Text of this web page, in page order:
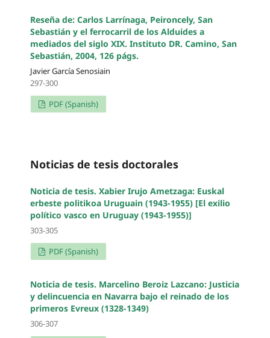
Reseña de: Carlos Larrínaga, Peironcely, San
Sebastián y el ferrocarril de los Alduides a
mediados del siglo XIX. Instituto DR. Camino, San
Sebastián, 2004, 126 págs.
Javier García Senosiain
297-300
PDF (Spanish)
Noticias de tesis doctorales
Noticia de tesis. Xabier Irujo Ametzaga: Euskal
erbeste politikoa Uruguain (1943-1955) [El exilio
político vasco en Uruguay (1943-1955)]
303-305
PDF (Spanish)
Noticia de tesis. Marcelino Beroiz Lazcano: Justicia
y delincuencia en Navarra bajo el reinado de los
primeros Evreux (1328-1349)
306-307